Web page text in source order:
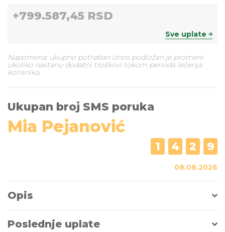
+799.587,45 RSD
Sve uplate
Napomena: ukupno potreban iznos podložan je promeni
ukoliko nastanu dodatni troškovi tokom perioda lečenja
korisnika.
Ukupan broj SMS poruka
Mia Pejanović
1 4 2 9
08.08.2026
Opis
Poslednje uplate